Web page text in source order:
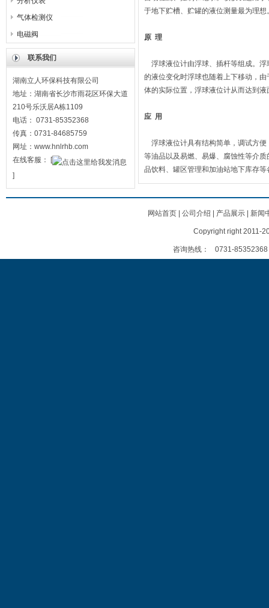
气体检测仪
电磁阀
联系我们
湖南立人环保科技有限公司
地址：湖南省长沙市雨花区环保大道
210号乐沃居A栋1109
电话： 0731-85352368
传真：0731-84685759
网址：www.hnlrhb.com
在线客服：
[
]
于地下贮槽、贮罐的液位测量最为理想
原 理
浮球液位计由浮球、插杆等组成。浮
的液位变化时浮球也随着上下移动，
体的实际位置，浮球液位计从而达到
应 用
浮球液位计具有结构简单，调试方便
等油品以及易燃、易爆、腐蚀性等介
品饮料、罐区管理和加油站地下库存
网站首页| 公司介绍 产品展示| 新闻
Copyright right 2011-
咨询热线： 0731-85352368